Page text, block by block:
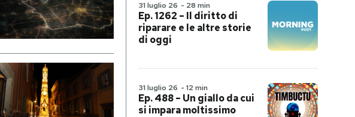
31 luglio 26 - 28 min
Ep. 1262 – Il diritto di
riparare e le altre storie
di oggi
31 luglio 26 - 12 min
Ep. 488 – Un giallo da cui
si impara moltissimo